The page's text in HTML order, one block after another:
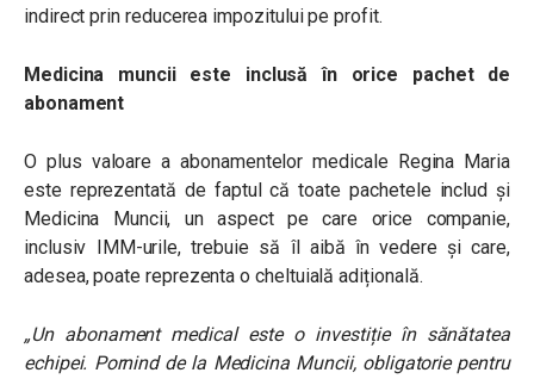
indirect prin reducerea impozitului pe profit.
Medicina muncii este inclusă în orice pachet de
abonament
O plus valoare a abonamentelor medicale Regina Maria
este reprezentată de faptul că toate pachetele includ și
Medicina Muncii, un aspect pe care orice companie,
inclusiv IMM-urile, trebuie să îl aibă în vedere și care,
adesea, poate reprezenta o cheltuială adițională.
„Un abonament medical este o investiție în sănătatea
echipei. Pornind de la Medicina Muncii, obligatorie pentru